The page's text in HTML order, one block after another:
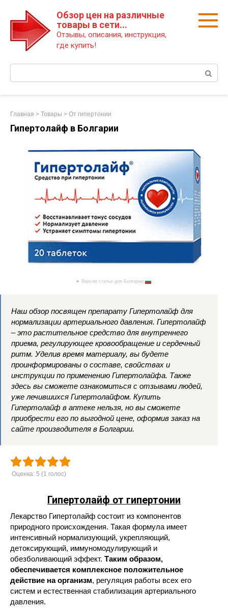
Обзор цен на различные
товары в сети...
Отзывы, описания, инструкция,
где купить!
Главная > Товары > От гипертонии
Гипертолайф в Болгарии
Версия статьи для Болгарии
Наш обзор посвящен препарату Гипертолайф для
нормализации артериального давления. Гипертолайф
– это растительное средство для внутреннего
приема, регулирующее кровообращение и сердечный
ритм. Уделив время материалу, вы будете
проинформированы о составе, свойствах и
инструкции по применению Гипертолайфа. Также
здесь вы сможете ознакомиться с отзывами людей,
уже лечившихся Гипертолайфом. Купить
Гипертолайф в аптеке нельзя, но вы сможете
приобрести его по выгодной цене, оформив заказ на
сайте производителя в Болгарии.
Оценка: 5 (1 голос)
Гипертолайф от гипертонии
Лекарство Гипертолайф состоит из компонентов
природного происхождения. Такая формула имеет
интенсивный нормализующий, укрепляющий,
детоксирующий, иммуномодулирующий и
обезболивающий эффект. Таким образом,
обеспечивается комплексное положительное
действие на организм, регуляция работы всех его
систем и естественная стабилизация артериального
давления.